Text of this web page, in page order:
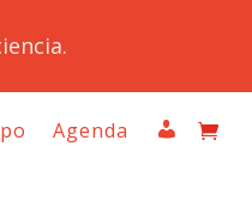
Agenda